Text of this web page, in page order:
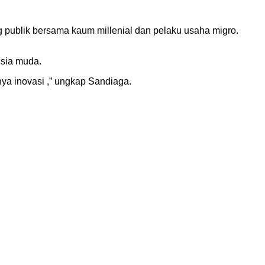
bersama kaum millenial dan pelaku usaha migro.
muda.
inovasi ,” ungkap Sandiaga.